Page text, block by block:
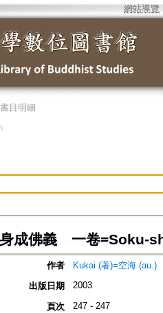
網站導覽
書目明細
成佛義 一卷=Soku-
作者
Kukai (著)=空海 (au.)
出版日期
2003
頁次 247 - 247